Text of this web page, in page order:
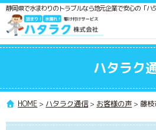
静岡県で水まわりのトラブルなら地元企業で安心の「ハ
ホーム
サービスと料金
作業の流れ
よくあるご質問
ハタラク
HOME > ハタラク通信> お客様の声 > 藤